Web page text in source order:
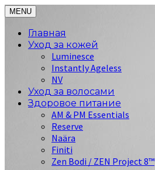
MENU
Главная
Уход за кожей
Luminesce
Instantly Ageless
NV
Уход за волосами
Здоровое питание
AM & PM Essentials
Reserve
Naära
Finiti
Zen Bodi / ZEN Project 8™